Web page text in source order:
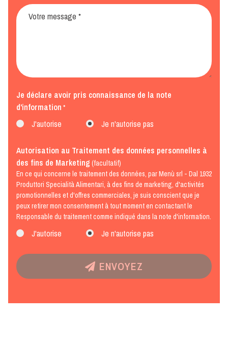
Je déclare avoir pris connaissance de la note
d'information *
J'autorise Je n'autorise pas
Autorisation au Traitement des données personnelles à
des fins de Marketing (facultatif)
En ce qui concerne le traitement des données, par Menù srl - Dal 1932
Produttori Specialità Alimentari, à des fins de marketing, d'activités
promotionnelles et d'offres commerciales, je suis conscient que je
peux retirer mon consentement à tout moment en contactant le
Responsable du traitement comme indiqué dans la note d'information.
J'autorise Je n'autorise pas
ENVOYEZ